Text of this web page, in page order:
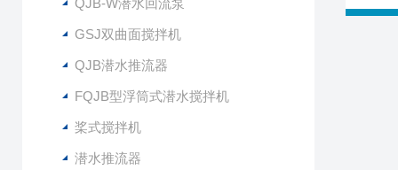
QJB-W潜水回流泵
GSJ双曲面搅拌机
QJB潜水推流器
FQJB型浮筒式潜水搅拌机
桨式搅拌机
潜水推流器